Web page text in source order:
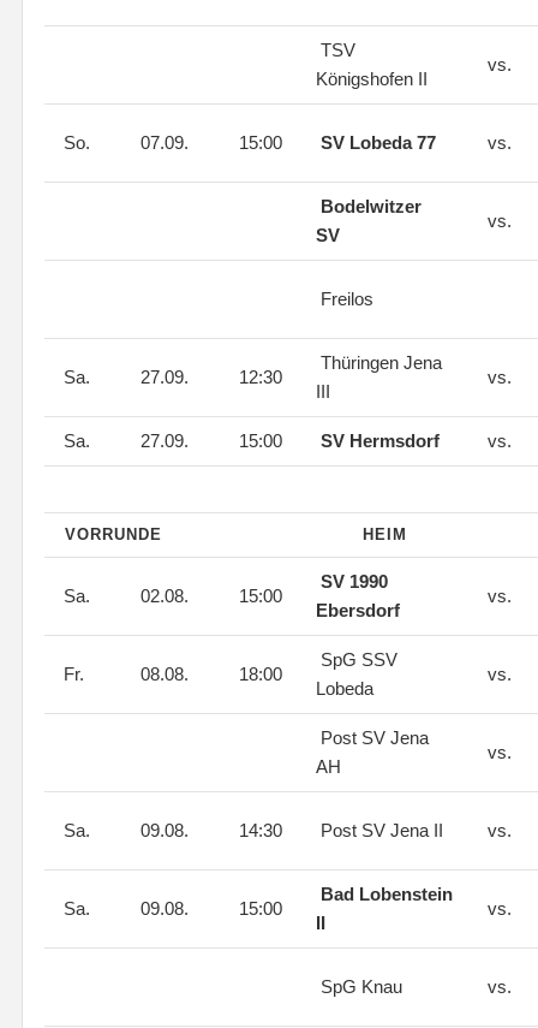
TSV
Königshofen II
vs.
So. 07.09. 15:00 SV Lobeda 77 vs.
Bodelwitzer
SV
vs.
Freilos
Sa. 27.09. 12:30
Thüringen Jena
III
vs.
Sa. 27.09. 15:00 SV Hermsdorf vs.
VORRUNDE HEIM
Sa. 02.08. 15:00
SV 1990
Ebersdorf
vs.
Fr. 08.08. 18:00
SpG SSV
Lobeda
vs.
Post SV Jena
AH
vs.
Sa. 09.08. 14:30 Post SV Jena II vs.
Sa. 09.08. 15:00
Bad Lobenstein
II
vs.
SpG Knau vs.